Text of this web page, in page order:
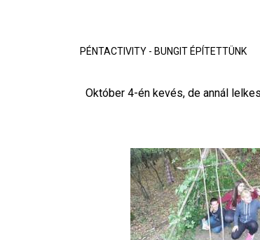
PÉNTACTIVITY - BUNGIT ÉPÍTETTÜNK
Október 4-én kevés, de annál